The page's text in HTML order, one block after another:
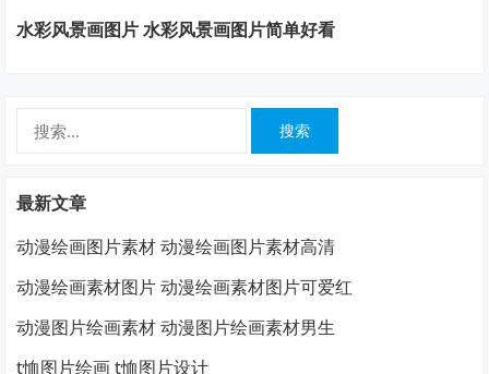
水彩风景画图片 水彩风景画图片简单好看
最新文章
动漫绘画图片素材 动漫绘画图片素材高清
动漫绘画素材图片 动漫绘画素材图片可爱红
动漫图片绘画素材 动漫图片绘画素材男生
t恤图片绘画 t恤图片设计